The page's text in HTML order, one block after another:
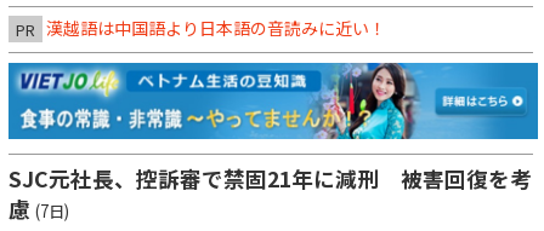
PR 漢越語は中国語より日本語の音読みに近い！
SJC元社長、控訴審で禁固21年に減刑 被害回復を考
慮 (7日)